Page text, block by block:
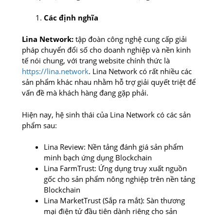
Các định nghĩa
Lina Network: tập đoàn công nghệ cung cấp giải
pháp chuyển đổi số cho doanh nghiệp và nền kinh
tế nói chung, với trang website chính thức là
https://lina.network. Lina Network có rất nhiều các
sản phẩm khác nhau nhằm hỗ trợ giải quyết triệt để
vấn đề mà khách hàng đang gặp phải.
Hiện nay, hệ sinh thái của Lina Network có các sản
phẩm sau:
Lina Review: Nền tảng đánh giá sản phẩm
minh bạch ứng dụng Blockchain
Lina FarmTrust: Ứng dụng truy xuất nguồn
gốc cho sản phẩm nông nghiệp trên nền tảng
Blockchain
Lina MarketTrust (Sắp ra mắt): Sàn thương
mại điện tử đầu tiên dành riêng cho sản